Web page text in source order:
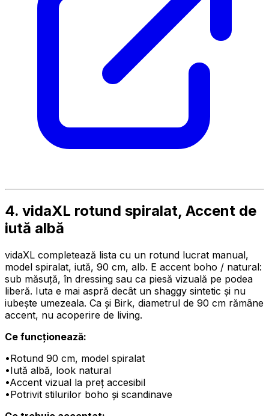
4. vidaXL rotund spiralat, Accent de
iută albă
vidaXL completează lista cu un rotund lucrat manual,
model spiralat, iută, 90 cm, alb. E accent boho / natural:
sub măsuță, în dressing sau ca piesă vizuală pe podea
liberă. Iuta e mai aspră decât un shaggy sintetic și nu
iubește umezeala. Ca și Birk, diametrul de 90 cm rămâne
accent, nu acoperire de living.
Ce funcționează:
•Rotund 90 cm, model spiralat
•Iută albă, look natural
•Accent vizual la preț accesibil
•Potrivit stilurilor boho și scandinave